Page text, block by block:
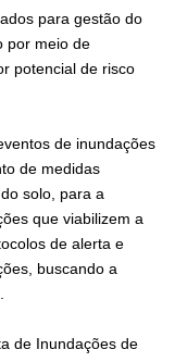
para gestão do
por meio de
potencial de risco
de inundações
de medidas
solo, para a
que viabilizem a
de alerta e
buscando a
de Inundações de